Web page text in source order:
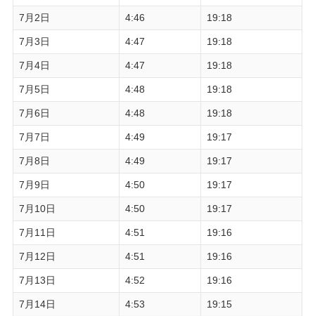
7月2日 4:46 19:18
7月3日 4:47 19:18
7月4日 4:47 19:18
7月5日 4:48 19:18
7月6日 4:48 19:18
7月7日 4:49 19:17
7月8日 4:49 19:17
7月9日 4:50 19:17
7月10日 4:50 19:17
7月11日 4:51 19:16
7月12日 4:51 19:16
7月13日 4:52 19:16
7月14日 4:53 19:15